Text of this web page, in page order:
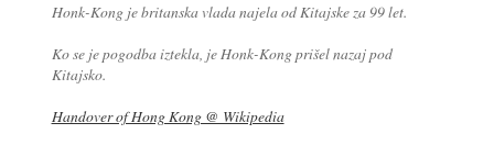
Honk-Kong je britanska vlada najela od Kitajske za 99 let.
Ko se je pogodba iztekla, je Honk-Kong prišel nazaj pod
Kitajsko.
Handover of Hong Kong @ Wikipedia